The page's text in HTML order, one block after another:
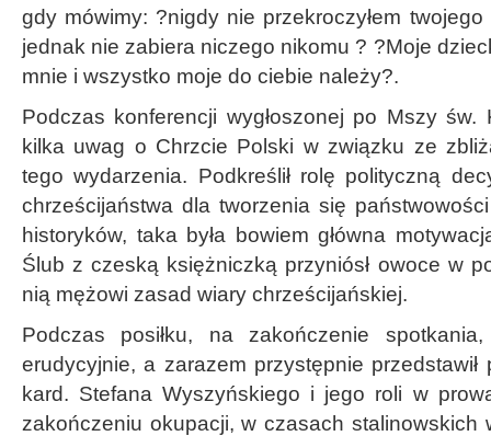
gdy mówimy: ?nigdy nie przekroczyłem twojego
jednak nie zabiera niczego nikomu ? ?Moje
mnie i wszystko moje do ciebie należy?.
Podczas konferencji wygłoszonej po Mszy św.
kilka uwag o Chrzcie Polski w związku ze
tego wydarzenia. Podkreślił rolę polityczną
chrześcijaństwa dla tworzenia się
historyków, taka była bowiem główna
Ślub z czeską księżniczką przyniósł owoce w
nią mężowi zasad wiary chrześcijańskiej.
Podczas posiłku, na zakończenie
erudycyjnie, a zarazem przystępnie
kard. Stefana Wyszyńskiego i jego roli w
zakończeniu okupacji, w czasach stalinowskich